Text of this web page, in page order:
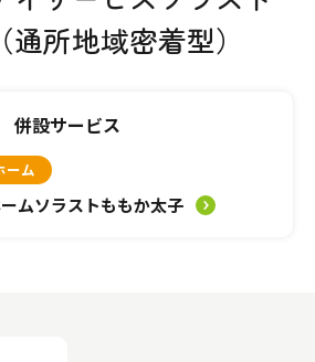
所地域密着型）
併設サービス
ーム
ムソラストももか太子